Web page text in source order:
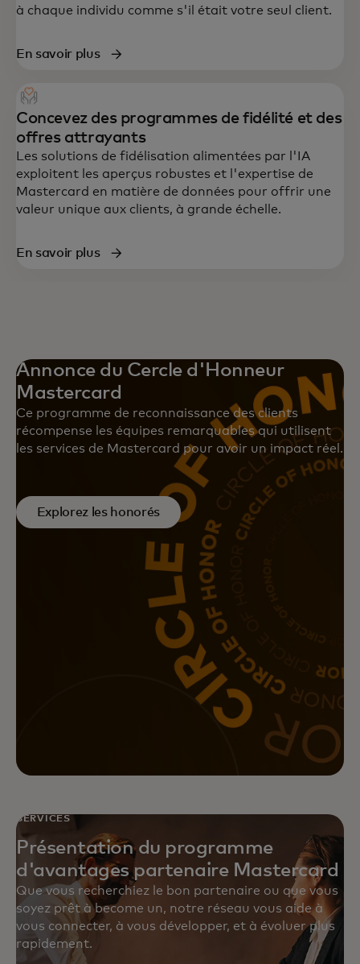
Obtenez de meilleurs rendements
sur vos initiatives marketing grâce
à chaque individu comme s'il était votre seul client.
En savoir plus
Concevez des programmes de fidélité et des
offres attrayants
Les solutions de fidélisation alimentées par l'IA
exploitent les aperçus robustes et l'expertise de
Mastercard en matière de données pour offrir une
valeur unique aux clients, à grande échelle.
En savoir plus
Annonce du Cercle d'Honneur
Mastercard
Ce programme de reconnaissance des clients
récompense les équipes remarquables qui utilisent
les services de Mastercard pour avoir un impact réel.
Explorez les honorés
SERVICES
Présentation du programme
d'avantages partenaire Mastercard
Que vous recherchiez le bon partenaire ou que vous
soyez prêt à become un, notre réseau vous aide à
vous connecter, à vous développer, et à évoluer plus
rapidement.